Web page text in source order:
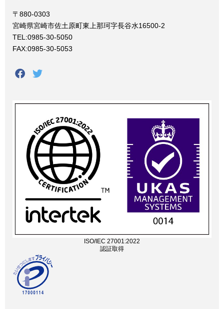
〒880-0303
宮崎県宮崎市佐土原町東上那珂字長谷水16500-2
TEL:0985-30-5050
FAX:0985-30-5053
ISO/IEC 27001:2022
認証取得